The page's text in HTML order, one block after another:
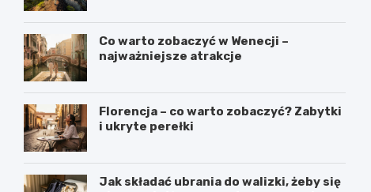
Co warto zobaczyć w Wenecji –
najważniejsze atrakcje
Florencja – co warto zobaczyć? Zabytki
i ukryte perełki
Jak składać ubrania do walizki, żeby się